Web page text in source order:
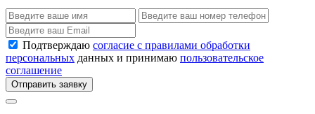
Подтверждаю согласие с правилами обработки
персональных данных и принимаю пользовательское
соглашение
Отправить заявку